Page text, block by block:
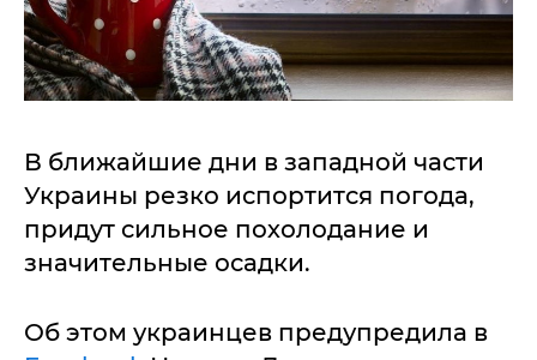
В ближайшие дни в западной части
Украины резко испортится погода,
придут сильное похолодание и
значительные осадки.
Об этом украинцев предупредила в